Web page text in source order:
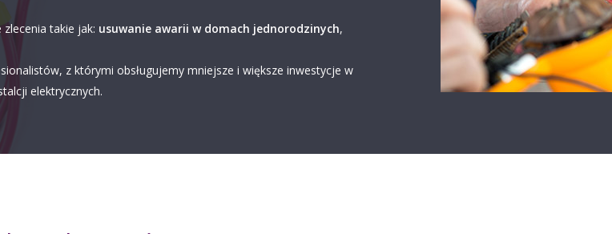
takie jak: usuwanie awarii w domach jednorodzinych,
z którymi obsługujemy mniejsze i większe inwestycje w
elektrycznych.